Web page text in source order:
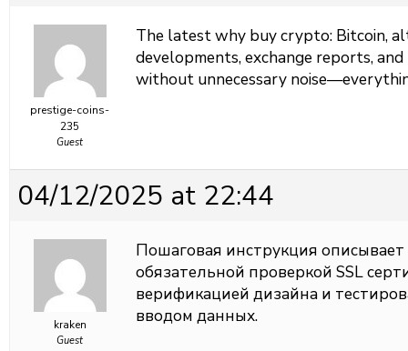
prestige-coins-
235
Guest
The latestwhy buy crypto: Bitcoin,
developments, exchange reports,
without unnecessary
04/12/2025 at 22:44
kraken
Guest
Пошаговая инструкция описывает
обязательной проверкой SSL
верификацией дизайна и
вводом данных.